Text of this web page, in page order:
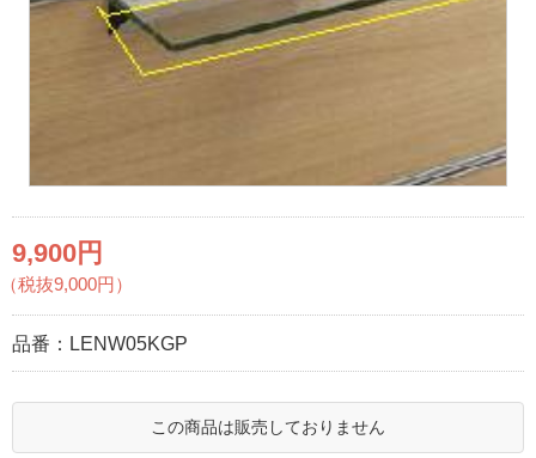
9,900円
（税抜9,000円）
品番： LENW05KGP
この商品は販売しておりません